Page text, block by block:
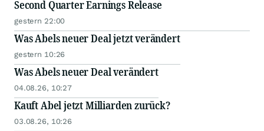
Second Quarter Earnings Release
gestern 22:00
Was Abels neuer Deal jetzt verändert
gestern 10:26
Was Abels neuer Deal verändert
04.08.26, 10:27
Kauft Abel jetzt Milliarden zurück?
03.08.26, 10:26